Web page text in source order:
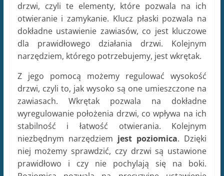
drzwi, czyli te elementy, które pozwala na ich
otwieranie i zamykanie. Klucz płaski pozwala na
dokładne ustawienie zawiasów, co jest kluczowe
dla prawidłowego działania drzwi. Kolejnym
narzędziem, którego potrzebujemy, jest wkrętak.
Z jego pomocą możemy regulować wysokość
drzwi, czyli to, jak wysoko są one umieszczone na
zawiasach. Wkrętak pozwala na dokładne
wyregulowanie położenia drzwi, co wpływa na ich
stabilność i łatwość otwierania. Kolejnym
niezbędnym narzędziem jest poziomica. Dzięki
niej możemy sprawdzić, czy drzwi są ustawione
prawidłowo i czy nie pochylają się na boki.